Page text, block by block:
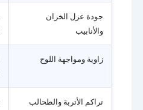
جودة عزل الخزان
والأنابيب
زاوية ومواجهة اللوح
تراكم الأتربة والطحالب